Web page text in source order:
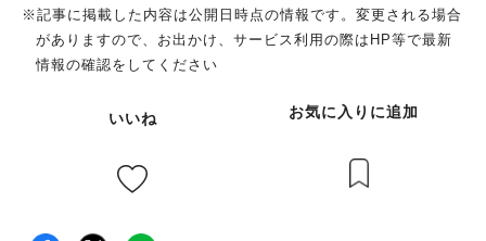
※記事に掲載した内容は公開日時点の情報です。変更される場合
がありますので、お出かけ、サービス利用の際はHP等で最新
情報の確認をしてください
いいね お気に入りに追加